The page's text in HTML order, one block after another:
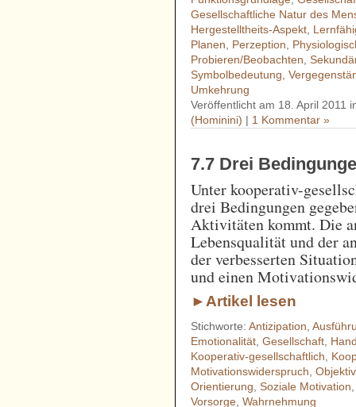
Gesellschaftliche Natur des
Hergestelltheits-Aspekt,
Planen, Perzeption,
Probieren/Beobachten,
Symbolbedeutung,
Umkehrung
Veröffentlicht am 18. April 2011
(Hominini) | 1 Kommentar »
7.7 Drei
Unter kooperativ-
drei Bedingungen
Aktivitäten kommt. Die
Lebensqualität und der
der verbesserten
und einen
►Artikel lesen
Stichworte:Antizipation,
Emotionalität,Gesellschaft,
Kooperativ-gesellschaftlich,
Motivationswiderspruch,
Orientierung,Soziale Motivation
Vorsorge,Wahrnehmung